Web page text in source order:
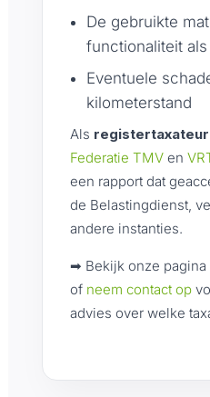
De gebruikte
functionaliteit
Eventuele
kilometerstand
Als registertaxateur
Federatie TMV en
een rapport dat
de Belastingdienst,
andere instanties.
➡ Bekijk onze
of neem contact op
advies over welke